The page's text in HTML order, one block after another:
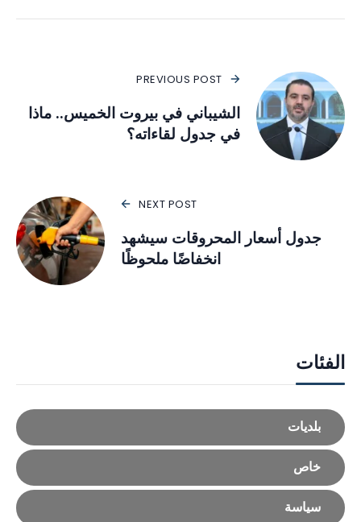
PREVIOUS POST
الشيباني في بيروت الخميس.. ماذا
في جدول لقاءاته؟
NEXT POST
جدول أسعار المحروقات سيشهد
انخفاضًا ملحوظًا
الفئات
بلديات
خاص
سياسة